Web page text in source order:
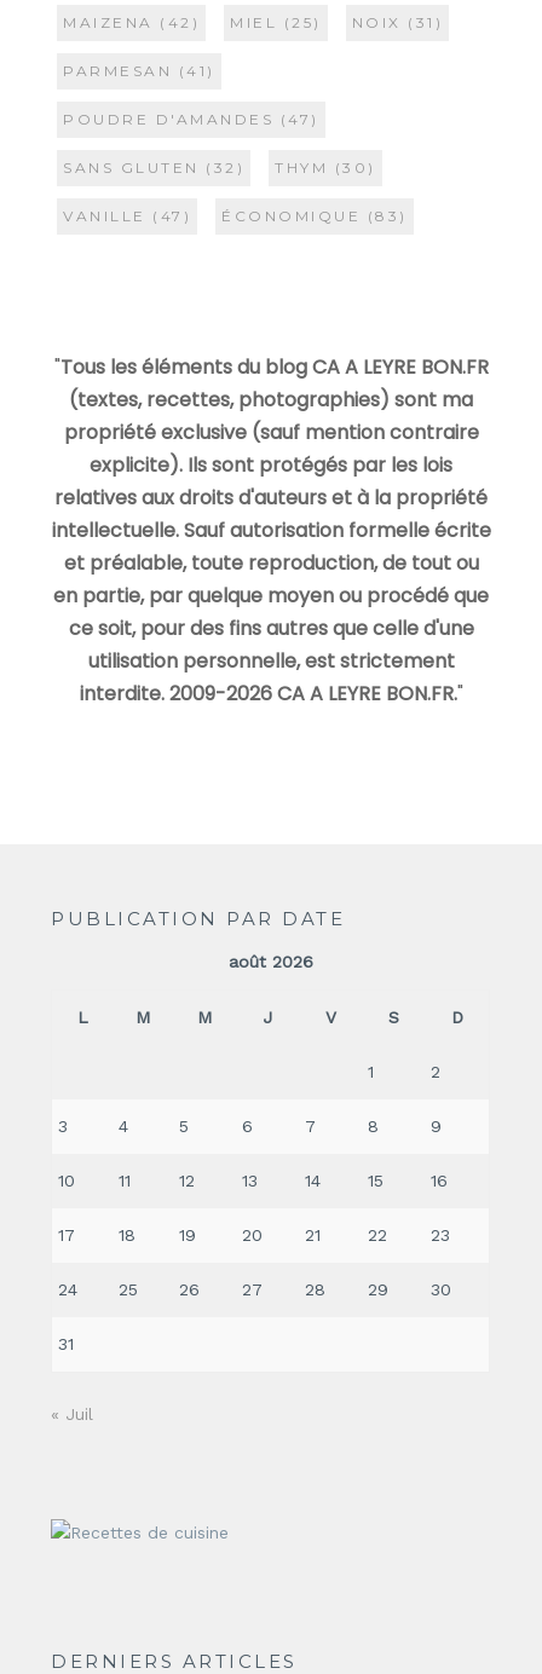
MAIZENA (42) MIEL (25) NOIX (31)
PARMESAN (41)
POUDRE D'AMANDES (47)
SANS GLUTEN (32) THYM (30)
VANILLE (47) ÉCONOMIQUE (83)
"Tous les éléments du blog CA A LEYRE BON.FR
(textes, recettes, photographies) sont ma
propriété exclusive (sauf mention contraire
explicite). Ils sont protégés par les lois
relatives aux droits d'auteurs et à la propriété
intellectuelle. Sauf autorisation formelle écrite
et préalable, toute reproduction, de tout ou
en partie, par quelque moyen ou procédé que
ce soit, pour des fins autres que celle d'une
utilisation personnelle, est strictement
interdite. 2009-2026 CA A LEYRE BON.FR."
PUBLICATION PAR DATE
août 2026
L M M J V S D
1 2
3 4 5 6 7 8 9
10 11 12 13 14 15 16
17 18 19 20 21 22 23
24 25 26 27 28 29 30
31
« Juil
DERNIERS ARTICLES